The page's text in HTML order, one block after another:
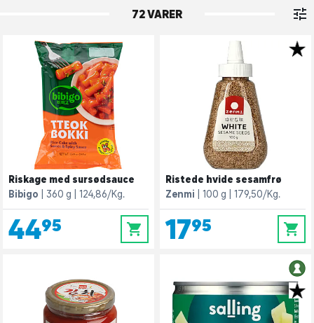
72 VARER
Riskage med sursødsauce
Bibigo
360 g 124,86/Kg.
44,95 0
Ristede hvide sesamfrø
Zenmi
100 g 179,50/Kg.
17,95 0